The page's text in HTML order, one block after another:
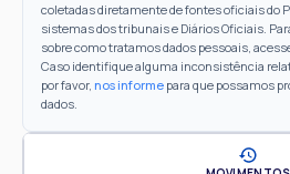
coletadas diretamente de fontes oficiais do
sistemas dos tribunais e Diários Oficiais.
sobre como tratamos dados pessoais,
Caso identifique alguma inconsistência
por favor, nos informe para que possamos
dados.